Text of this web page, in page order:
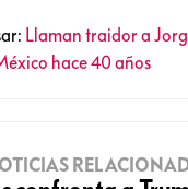
Llaman traidor a
hace 40 años